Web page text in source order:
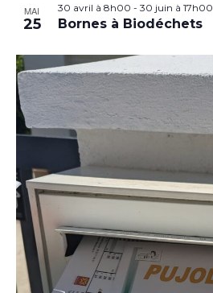
MAI
25
30 avril à 8h00 - 30 juin à 17h00
Bornes à Biodéchets